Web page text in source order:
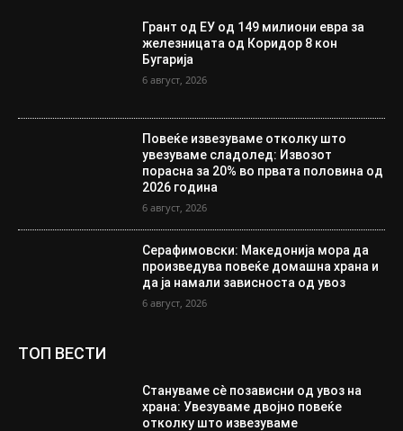
Грант од ЕУ од 149 милиони евра за
железницата од Коридор 8 кон
Бугарија
6 август, 2026
Повеќе извезуваме отколку што
увезуваме сладолед: Извозот
порасна за 20% во првата половина од
2026 година
6 август, 2026
Серафимовски: Македонија мора да
произведува повеќе домашна храна и
да ја намали зависноста од увоз
6 август, 2026
ТОП ВЕСТИ
Стануваме сè позависни од увоз на
храна: Увезуваме двојно повеќе
отколку што извезуваме